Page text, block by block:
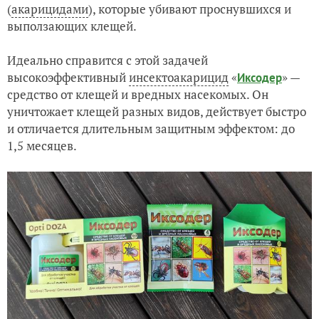
(акарицидами), которые убивают проснувшихся и
выползающих клещей.
Идеально справится с этой задачей
высокоэффективныйинсектоакарицид«Иксодер» —
средство от клещей и вредных насекомых. Он
уничтожает клещей разных видов, действует быстро
и отличается длительным защитным эффектом: до
1,5 месяцев.